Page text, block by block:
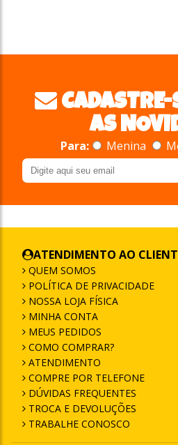
CADASTRE-
AS
Para: Menina
ATENDIMENTO AO
QUEM SOMOS
POLÍTICA DE PRIVACIDADE
NOSSA LOJA FÍSICA
MINHA CONTA
MEUS PEDIDOS
COMO COMPRAR?
ATENDIMENTO
COMPRE POR TELEFONE
DÚVIDAS FREQUENTES
TROCA E DEVOLUÇÕES
TRABALHE CONOSCO